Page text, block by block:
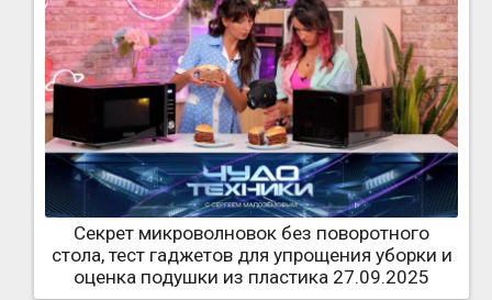
Секрет микроволновок без поворотного
стола, тест гаджетов для упрощения уборки и
оценка подушки из пластика 27.09.2025